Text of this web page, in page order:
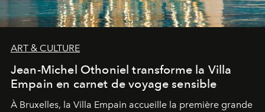
ART & CULTURE
Jean-Michel Othoniel transforme la Villa
Empain en carnet de voyage sensible
À Bruxelles, la Villa Empain accueille la première grande